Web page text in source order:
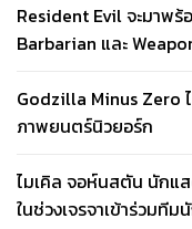
Resident Evil จะมาพ
Barbarian และ
Godzilla Minus Zero
ภาพยนตร์นิวยอร์ก
ไมเคิล จอห์นสตัน นักแ
ในช่วงเจรจาเข้าร่วมที